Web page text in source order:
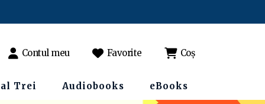
Contul meu Favorite Coș
Trei Audiobooks eBooks